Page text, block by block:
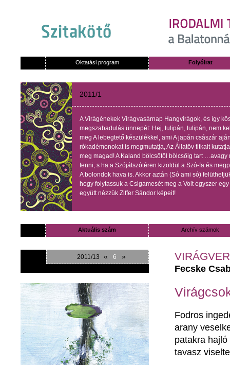
Oktatási program Folyóirat
2011/1
A Virágénekek Virágvasárnap Hangvirágok, és így
megszabadulás ünnepét: Hej, tulipán, tulipán, nem
meg A lebegtető készülékkel, ami A japán császár
rókadémonokat is megmutatja, Az Állatöv titkait
meg magad! A Kaland bölcsőtől bölcsőig tart …avagy
tenni, s ha a Szójátszótéren kizöldül a Szó-fa és
A bolondok hava is. Akkor aztán (Só ami só)
hogy folytassuk a Csigamesét meg a Volt egyszer
együtt nézzük Ziffer Sándor képeit!
Aktuális szám Archív számok
2011/13 « 6 »
Fecske
Fodros
arany
patakra hajló
tavasz